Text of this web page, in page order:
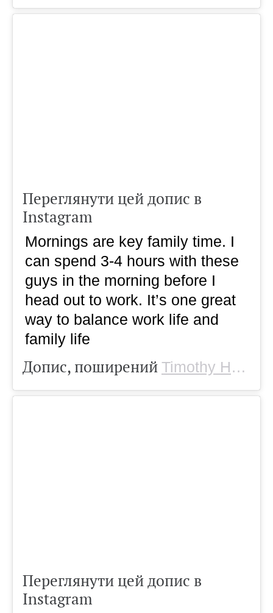
Переглянути цей допис в
Instagram
Mornings are key family time. I
can spend 3-4 hours with these
guys in the morning before I
head out to work. It’s one great
way to balance work life and
family life
Допис, поширений Timothy Hollingsworth
Переглянути цей допис в
Instagram